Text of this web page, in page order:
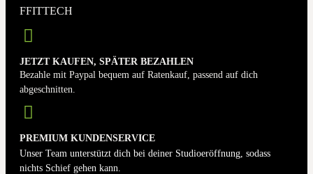
FFITTECH
JETZT KAUFEN, SPÄTER BEZAHLEN
Bezahle mit Paypal bequem auf Ratenkauf, passend auf dich
abgeschnitten.
PREMIUM KUNDENSERVICE
Unser Team unterstützt dich bei deiner Studioeröffnung, sodass
nichts Schief gehen kann.